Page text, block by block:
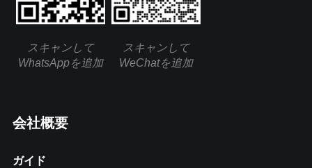
スキャンして
WhatsAppを追加
スキャンして
WeChatを追加
会社概要
ガイド